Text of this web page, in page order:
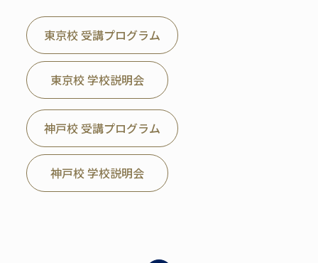
東京校 受講プログラム
東京校 学校説明会
神戸校 受講プログラム
神戸校 学校説明会